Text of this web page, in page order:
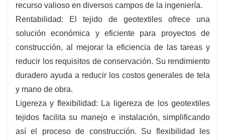
recurso valioso en diversos campos de la ingeniería.
Rentabilidad: El tejido de geotextiles ofrece una
solución económica y eficiente para proyectos de
construcción, al mejorar la eficiencia de las tareas y
reducir los requisitos de conservación. Su rendimiento
duradero ayuda a reducir los costos generales de tela
y mano de obra.
Ligereza y flexibilidad: La ligereza de los geotextiles
tejidos facilita su manejo e instalación, simplificando
así el proceso de construcción. Su flexibilidad les